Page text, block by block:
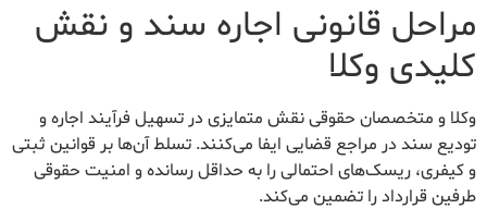
مراحل قانونی اجاره سند و نقش
کلیدی وکلا
وکلا و متخصصان حقوقی نقش متمایزی در تسهیل فرآیند اجاره و
تودیع سند در مراجع قضایی ایفا می‌کنند. تسلط آن‌ها بر قوانین ثبتی
و کیفری، ریسک‌های احتمالی را به حداقل رسانده و امنیت حقوقی
طرفین قرارداد را تضمین می‌کند.